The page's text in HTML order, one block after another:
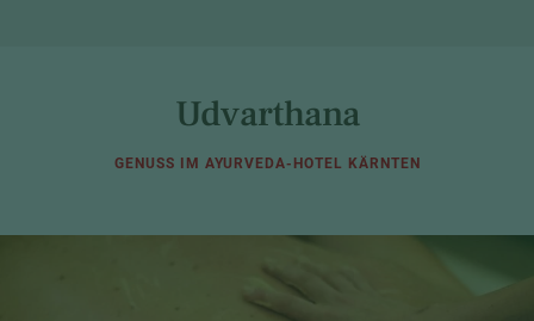
Udvarthana
GENUSS IM AYURVEDA-HOTEL KÄRNTEN